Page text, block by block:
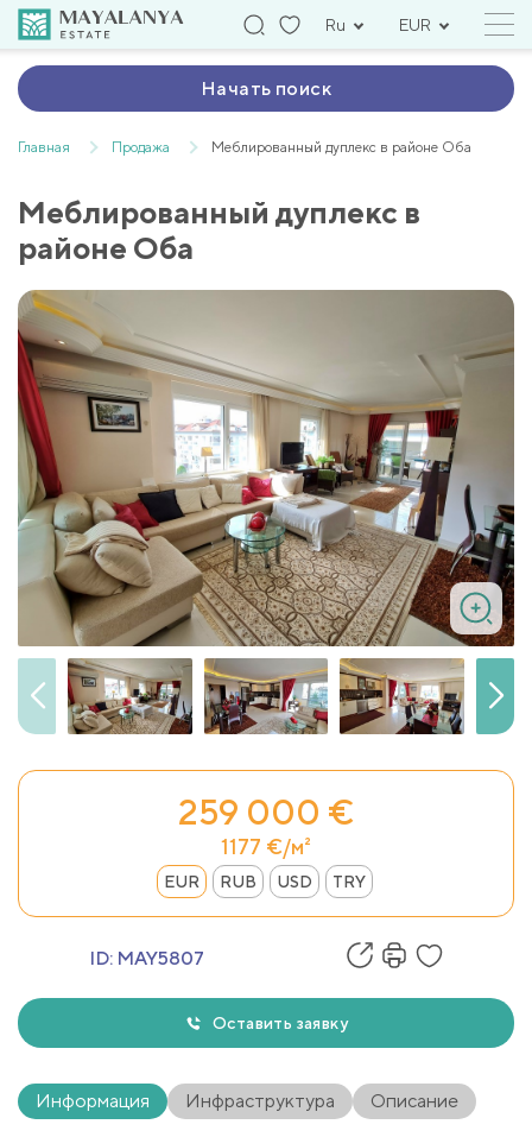
Ru EUR
Начать поиск
Главная Продажа Меблированный дуплекс в районе Оба
Меблированный дуплекс в
районе Оба
259 000 €
1177 €/м²
EUR RUB USD TRY
ID: MAY5807
Оставить заявку
Информация Инфраструктура Описание